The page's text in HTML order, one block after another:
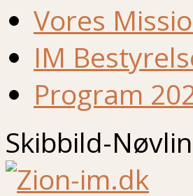
Vores
IM
Program
Skibbild-